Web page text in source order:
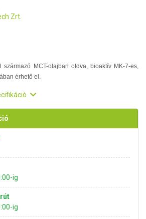
Zrt.
származó MCT-olajban oldva, bioaktív MK-7-es,
érhető el.
ig
ig